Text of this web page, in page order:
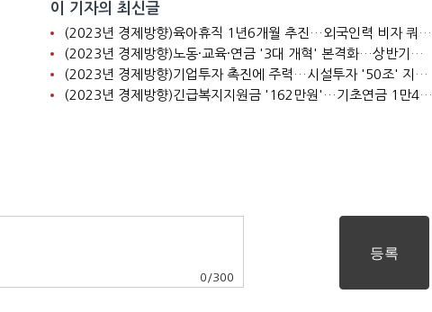
이 기자의 최신글
(2023년 경제방향)육아휴직 1년6개월 추진…외국인력 비자 쿼터 11만명 확대
(2023년 경제방향)노동·교육·연금 '3대 개혁' 본격화…상반기엔 근로시간 개편
(2023년 경제방향)기업투자 촉진에 주력…시설투자 '50조' 지원·공제율 10%↑
(2023년 경제방향)긴급복지지원금 '162만원'…기초연금 1만4000원·장애수당 2만원↑
0 /300